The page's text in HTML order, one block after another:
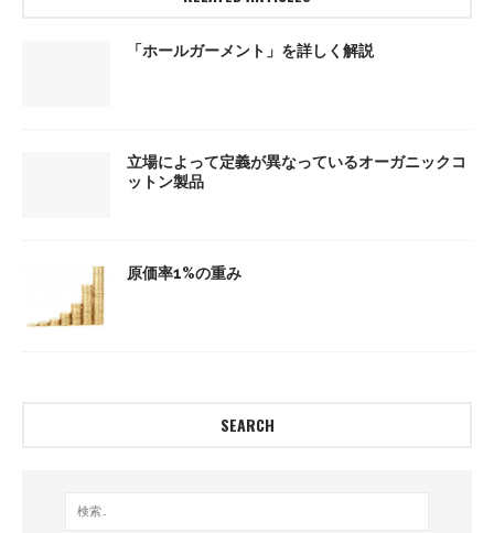
「ホールガーメント」を詳しく解説
立場によって定義が異なっているオーガニックコ
ットン製品
原価率1%の重み
SEARCH